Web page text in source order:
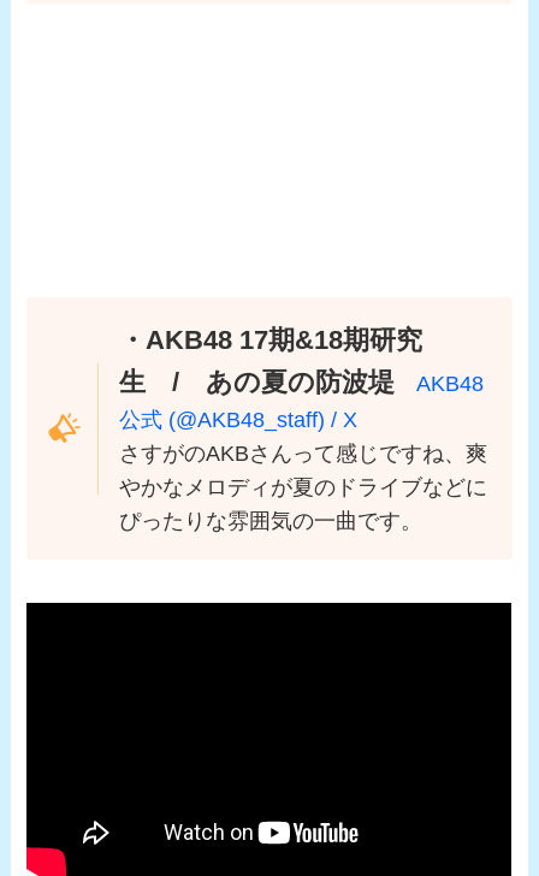
・AKB48 17期&18期研究
生 / あの夏の防波堤
AKB48
公式 (@AKB48_staff) / X
さすがのAKBさんって感じですね、爽
やかなメロディが夏のドライブなどに
ぴったりな雰囲気の一曲です。